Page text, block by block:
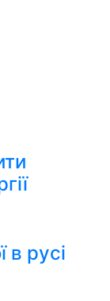
в русі